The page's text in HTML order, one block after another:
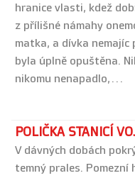
hranice vlasti, kdež
z přílišné námahy
matka, a dívka
byla úplně opuštěna.
nikomu nenapadlo,…
POLIČKA STANICÍ
V dávných dobách
temný prales. Pomezní